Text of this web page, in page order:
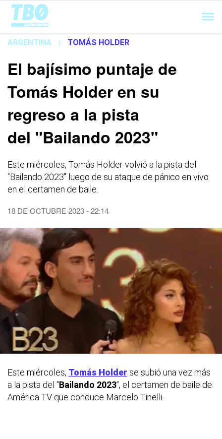
Cargando...
ARGENTINA | TOMÁS HOLDER
El bajísimo puntaje de
Tomás Holder en su
regreso a la pista
del "Bailando 2023"
Este miércoles, Tomás Holder volvió a la pista del
"Bailando 2023" luego de su ataque de pánico en vivo
en el certamen de baile.
18 DE OCTUBRE 2023 - 22:14
Este miércoles, Tomás Holder se subió una vez más
a la pista del "Bailando 2023", el certamen de baile de
América TV que conduce Marcelo Tinelli.